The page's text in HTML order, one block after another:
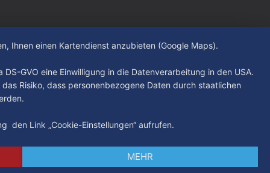
Ihnen einen Kartendienst anzubieten (Google Maps).
GVO eine Einwilligung in die Datenverarbeitung in den USA.
Risiko, dass personenbezogene Daten durch staatlichen
den Link „Cookie-Einstellungen“ aufrufen.
MEHR